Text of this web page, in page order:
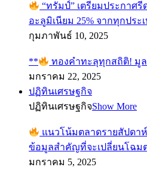
“ทรัมป์” เตรียมประกาศ
อะลูมิเนียม 25% จากทุกประ
กุมภาพันธ์ 10, 2025
** ทองคำทะลุทุกสถิติ! มูล
มกราคม 22, 2025
ปฏิทินเศรษฐกิจ
ปฏิทินเศรษฐกิจShow More
แนวโน้มตลาดรายสัปดาห์
ข้อมูลสำคัญที่จะเปลี่ยนโฉม
มกราคม 5, 2025